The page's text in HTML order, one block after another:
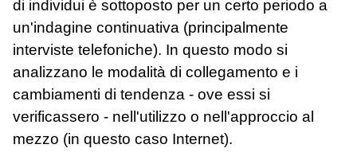
di individui è sottoposto per un certo periodo a
un'indagine continuativa (principalmente
interviste telefoniche). In questo modo si
analizzano le modalità di collegamento e i
cambiamenti di tendenza - ove essi si
verificassero - nell'utilizzo o nell'approccio al
mezzo (in questo caso Internet).